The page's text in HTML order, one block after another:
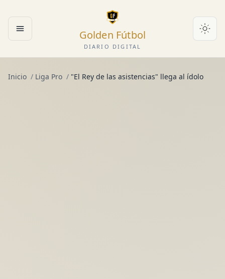
Abrir menú Golden Fútbol
DIARIO DIGITAL
Inicio / Liga Pro / "El Rey de las asistencias" llega al ídolo